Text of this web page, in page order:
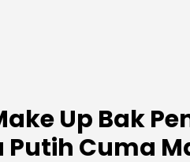
Up Bak
Cuma